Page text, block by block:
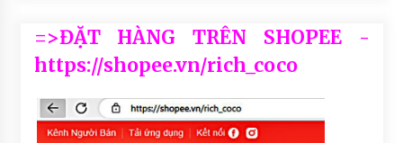
=>ĐẶT HÀNG TRÊN SHOPEE -
https://shopee.vn/rich_coco